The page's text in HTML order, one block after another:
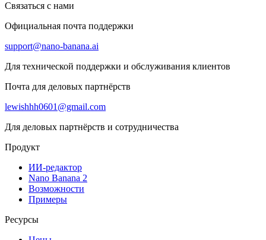
Связаться с нами
Официальная почта поддержки
support@nano-banana.ai
Для технической поддержки и обслуживания клиентов
Почта для деловых партнёрств
lewishhh0601@gmail.com
Для деловых партнёрств и сотрудничества
Продукт
ИИ-редактор
Nano Banana 2
Возможности
Примеры
Ресурсы